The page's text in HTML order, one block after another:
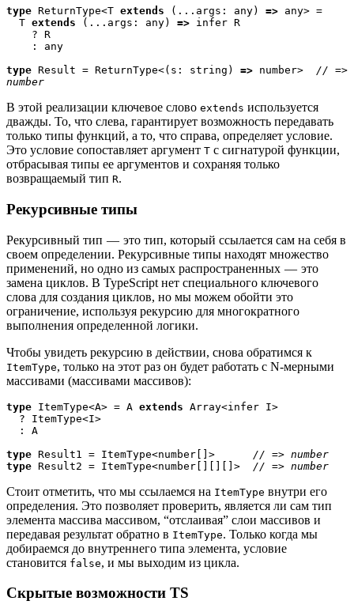
type ReturnType<T extends (...args: any) => any> =
  T
extends (...args: any) => infer R
type Result = ReturnType<(s: string) => number> // =>
number
В этой реализации ключевое слово extends используется
дважды. То, что слева, гарантирует возможность передавать
только типы функций, а то, что справа, определяет условие.
Это условие сопоставляет аргумент T с сигнатурой функции,
отбрасывая типы ее аргументов и сохраняя только
возвращаемый тип R.
Рекурсивные типы
Рекурсивный тип — это тип, который ссылается сам на себя в
своем определении. Рекурсивные типы находят множество
применений, но одно из самых распространенных — это
замена циклов. В TypeScript нет специального ключевого
слова для создания циклов, но мы можем обойти это
ограничение, используя рекурсию для многократного
выполнения определенной логики.
Чтобы увидеть рекурсию в действии, снова обратимся к
ItemType, только на этот раз он будет работать с N-мерными
массивами (массивами массивов):
type ItemType<A> = A extends Array<infer I>
type Result1 = ItemType<number[]>
type Result2 = ItemType<number[][][]> // => number
Стоит отметить, что мы ссылаемся на ItemType внутри его
определения. Это позволяет проверить, является ли сам тип
элемента массива массивом, “отслаивая” слои массивов и
передавая результат обратно в ItemType. Только когда мы
добираемся до внутреннего типа элемента, условие
становится false, и мы выходим из цикла.
Скрытые возможности TS